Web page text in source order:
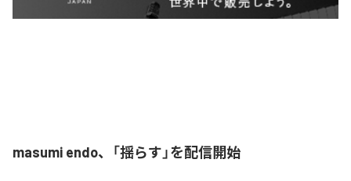
masumi endo、「揺らす」を配信開始